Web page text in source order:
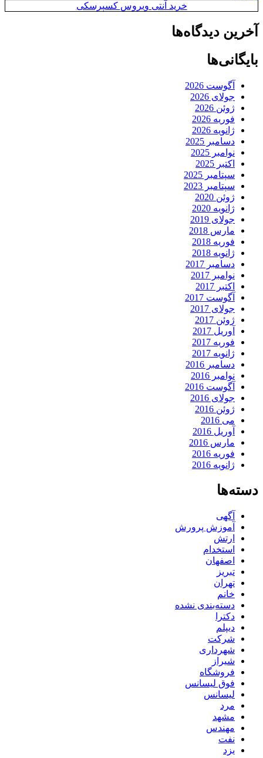
خرید آنتی ویروس کسپرسکی
آخرین دیدگاه‌ها
بایگانی‌ها
آگوست 2026
جولای 2026
ژوئن 2026
فوریه 2026
ژانویه 2026
دسامبر 2025
نوامبر 2025
اکتبر 2025
سپتامبر 2025
سپتامبر 2023
ژوئن 2020
ژانویه 2020
جولای 2019
مارس 2018
فوریه 2018
ژانویه 2018
دسامبر 2017
نوامبر 2017
اکتبر 2017
آگوست 2017
جولای 2017
ژوئن 2017
آوریل 2017
فوریه 2017
ژانویه 2017
دسامبر 2016
نوامبر 2016
آگوست 2016
جولای 2016
ژوئن 2016
می 2016
آوریل 2016
مارس 2016
فوریه 2016
ژانویه 2016
دسته‌ها
آگهی
آموزش پرورش
ارتش
استخدام
اصفهان
تبریز
تهران
خانم
دسته‌بندی نشده
دکترا
دیپلم
شرکت
شهرداری
شیراز
فروشگاه
فوق لیسانس
لیسانس
مرد
مشهد
مهندس
نفت
یزد